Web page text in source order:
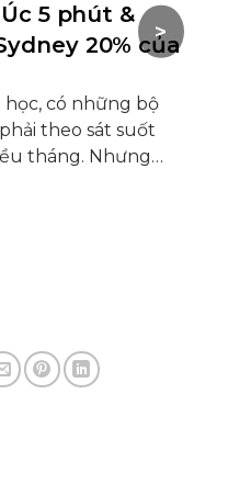
5 phút &
20% của
có những bộ
theo sát suốt
tháng. Nhưng
vừa tiếp nhận
thông cho đến
>